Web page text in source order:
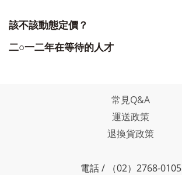
該不該動態定價？
二○一二年在等待的人才
常見Q&A
運送政策
退換貨政策
電話 / （02）2768-0105